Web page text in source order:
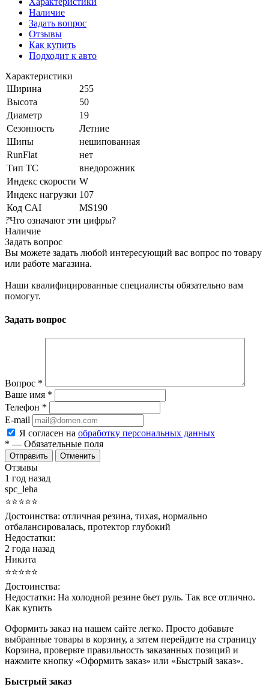
Наличие
Задать вопрос
Отзывы
Как купить
Подходит к авто
Характеристики
Ширина
255
Высота
50
Диаметр
19
Сезонность
Летние
Шипы
нешипованная
RunFlat
нет
Тип ТС
внедорожник
Индекс скорости W
Индекс нагрузки 107
Код CAI
MS190
?Что означают эти цифры?
Наличие
Задать вопрос
Вы можете задать любой интересующий вас вопрос по товару
или работе магазина.
Наши квалифицированные специалисты обязательно вам
помогут.
Задать вопрос
Вопрос *
Ваше имя *
Телефон *
E-mail
Я согласен на обработку персональных данных
* — Обязательные поля
Отменить
Отзывы
1 год назад
spc_leha
⭐⭐⭐⭐⭐
Достоинства: отличная резина, тихая, нормально
отбалансировалась, протектор глубокий
Недостатки:
2 года назад
Никита
⭐⭐⭐⭐⭐
Достоинства:
Недостатки: На холодной резине бьет руль. Так все отлично.
Как купить
Оформить заказ на нашем сайте легко. Просто добавьте
выбранные товары в корзину, а затем перейдите на страницу
Корзина, проверьте правильность заказанных позиций и
нажмите кнопку «Оформить заказ» или «Быстрый заказ».
Быстрый заказ